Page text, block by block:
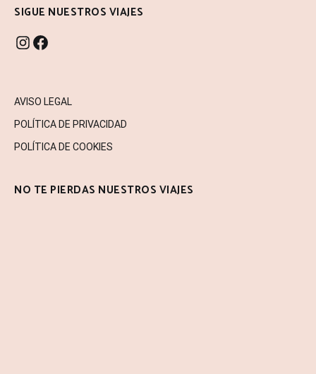
SIGUE NUESTROS VIAJES
INSTAGRAM
AVISO LEGAL
POLÍTICA DE PRIVACIDAD
POLÍTICA DE COOKIES
NO TE PIERDAS NUESTROS VIAJES